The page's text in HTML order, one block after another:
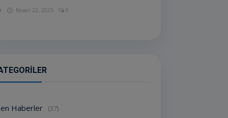
Nisan 22, 2025 0
Haberler (37)